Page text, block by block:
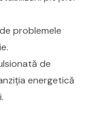
problemele
de
energetică